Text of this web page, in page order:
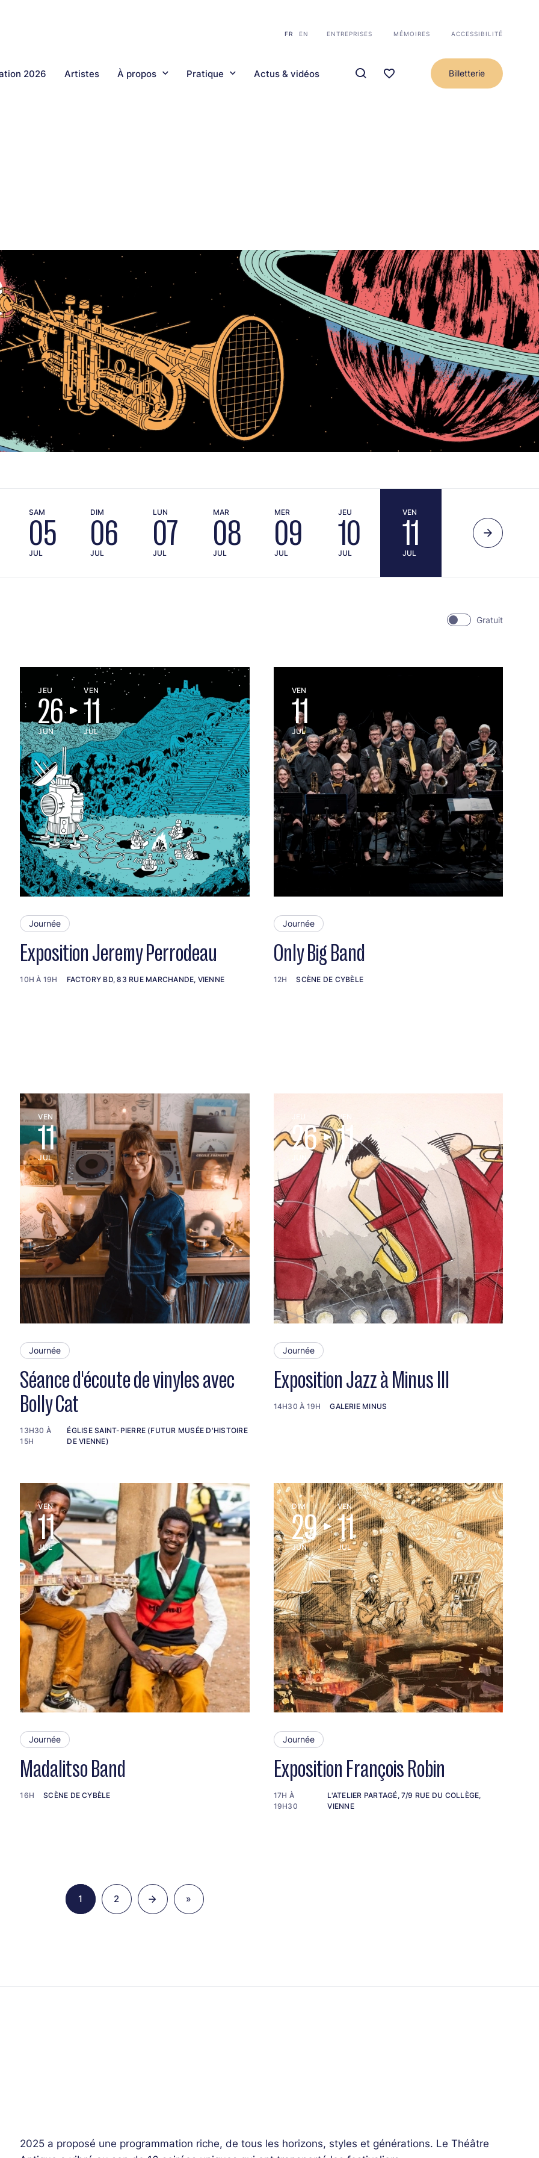
FR EN ENTREPRISES MÉMOIRES ACCESSIBILITÉ
2026 Artistes À propos Pratique Actus & vidéos Billetterie
SAM
05
JUL
DIM
06
JUL
LUN
07
JUL
MAR
08
JUL
MER
09
JUL
JEU
10
JUL
VEN
11
JUL
Gratuit
JEU
26
JUN
VEN
11
JUL
Journée
Exposition Jeremy Perrodeau
10H À 19H FACTORY BD, 83 RUE MARCHANDE, VIENNE
VEN
11
JUL
Journée
Only Big Band
12H SCÈNE DE CYBÈLE
VEN
11
JUL
Journée
Séance d'écoute de vinyles avec
Bolly Cat
13H30 À
15H
ÉGLISE SAINT-PIERRE (FUTUR MUSÉE D'HISTOIRE
DE VIENNE)
26
VEN
11
JUL
Journée
Exposition Jazz à Minus III
14H30 À 19H GALERIE MINUS
VEN
11
JUL
Journée
Madalitso Band
16H SCÈNE DE CYBÈLE
DIM
29
JUN
VEN
11
JUL
Journée
Exposition François Robin
17H À
19H30
L'ATELIER PARTAGÉ, 7/9 RUE DU COLLÈGE,
VIENNE
Page
1 Page
2
Dernière
page
»
2025 a proposé une programmation riche, de tous les horizons, styles et générations. Le Théâtre